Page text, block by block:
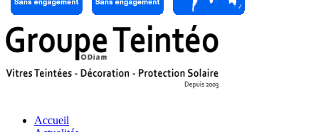
Accueil